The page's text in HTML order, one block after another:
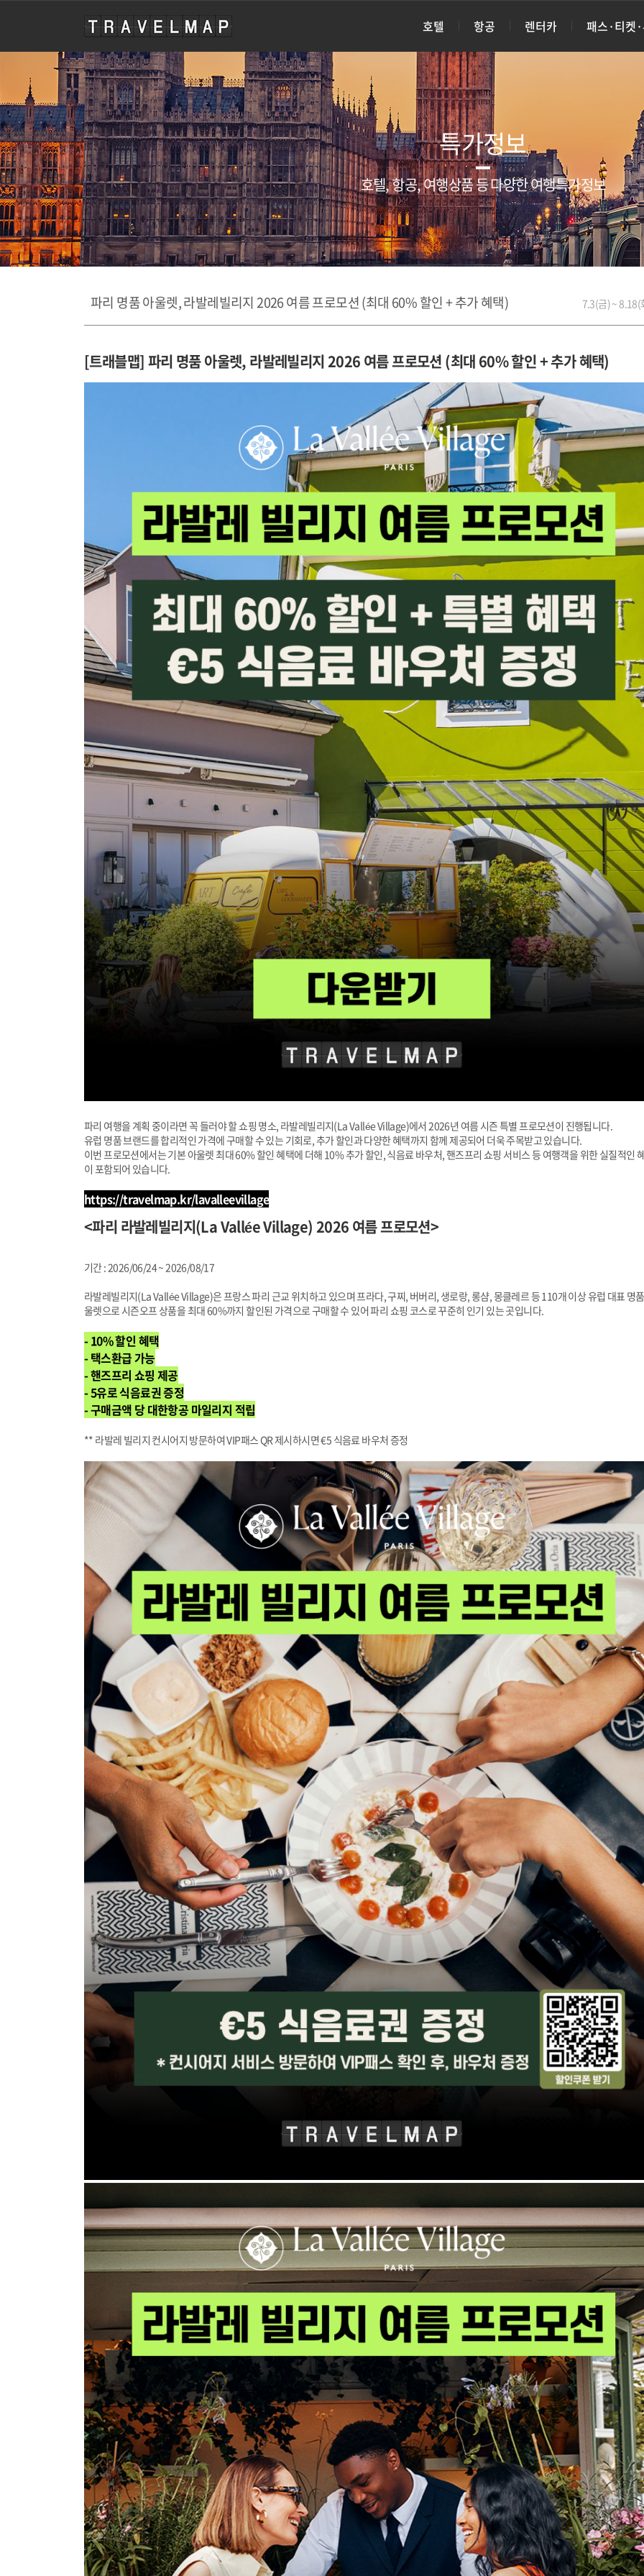
travelmap 호텔 항공 렌터카 패스·티켓
특가정보
호텔, 항공, 여행상품 등 다양한 여행특가정보
파리 명품 아울렛, 라발레빌리지 2026 여름 프로모션 (최대 60% 할인 + 추가 혜택) 7.3(금) ~ 8.18(
[트래블맵] 파리 명품 아울렛, 라발레빌리지 2026 여름 프로모션 (최대 60% 할인 + 추가 혜택)
파리 여행을 계획 중이라면 꼭 들러야 할 쇼핑 명소, 라발레빌리지(La Vallée Village)에서 2026년 여름 시즌 특별 프로모션이 진행됩니다.
유럽 명품 브랜드를 합리적인 가격에 구매할 수 있는 기회로, 추가 할인과 다양한 혜택까지 함께 제공되어 더욱 주목받고 있습니다.
이번 프로모션에서는 기본 아울렛 최대 60% 할인 혜택에 더해 10% 추가 할인, 식음료 바우처, 핸즈프리 쇼핑 서비스 등 여행객을 위한 실질적인
이 포함되어 있습니다.
https://travelmap.kr/lavalleevillage
<파리 라발레빌리지(La Vallée Village) 2026 여름 프로모션>
기간 : 2026/06/24 ~ 2026/08/17
라발레빌리지(La Vallée Village)은 프랑스 파리 근교 위치하고 있으며 프라다, 구찌, 버버리, 생로랑, 롱샴, 몽클레르 등 110개 이상 유럽 대표 명
울렛으로 시즌오프 상품을 최대 60%까지 할인된 가격으로 구매할 수 있어 파리 쇼핑 코스로 꾸준히 인기 있는 곳입니다.
- 10% 할인 혜택
- 택스환급 가능
- 핸즈프리 쇼핑 제공
- 5유로 식음료권 증정
- 구매금액 당 대한항공 마일리지 적립
** 라발레 빌리지 컨시어지 방문하여 VIP패스 QR 제시하시면 €5 식음료 바우처 증정